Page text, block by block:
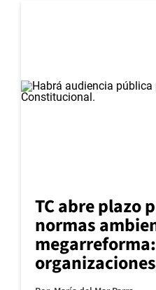
TC abre plazo
normas